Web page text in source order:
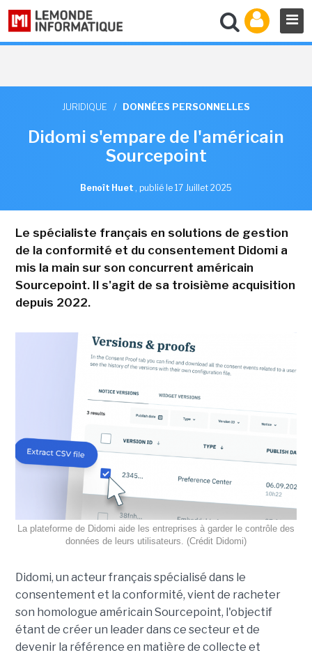
JURIDIQUE / DONNÉES PERSONNELLES
Didomi s'empare de l'américain
Sourcepoint
Benoît Huet , publié le 17 Juillet 2025
Le spécialiste français en solutions de gestion
de la conformité et du consentement Didomi a
mis la main sur son concurrent américain
Sourcepoint. Il s'agit de sa troisième acquisition
depuis 2022.
La plateforme de Didomi aide les entreprises à garder le contrôle des
données de leurs utilisateurs. (Crédit Didomi)
Didomi, un acteur français spécialisé dans le
consentement et la conformité, vient de racheter
son homologue américain Sourcepoint, l'objectif
étant de créer un leader dans ce secteur et de
devenir la référence en matière de collecte et